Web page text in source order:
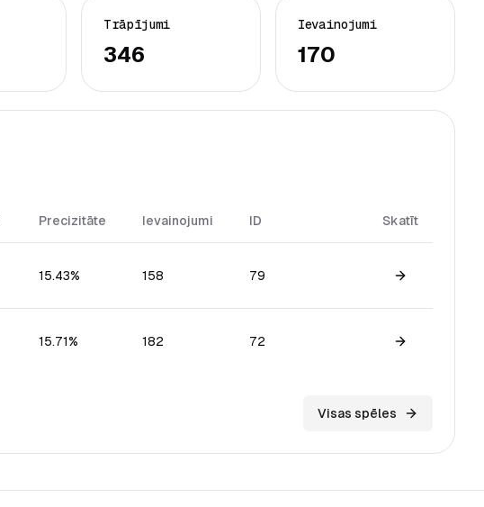
Trāpījumi
346
Ievainojumi
170
Precizitāte Ievainojumi ID Skatīt
15.43% 158 79
View game
15.71% 182 72
View game
Visas spēles